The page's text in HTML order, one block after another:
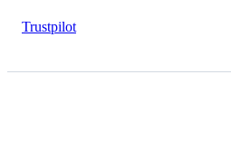
Trustpilot